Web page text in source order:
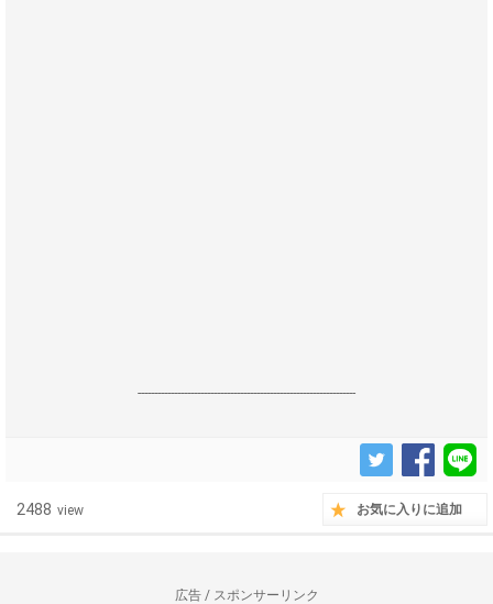
------------------------------------------------------------------
2488 view お気に入りに追加
広告 / スポンサーリンク